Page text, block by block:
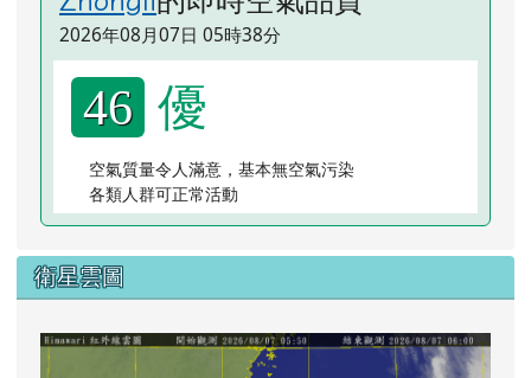
2026年08月07日 05時38分
46 優
空氣質量令人滿意，基本無空氣污染
各類人群可正常活動
衛星雲圖
link